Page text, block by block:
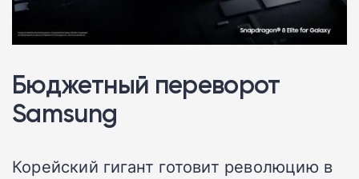
Бюджетный переворот
Samsung
Корейский гигант готовит революцию в